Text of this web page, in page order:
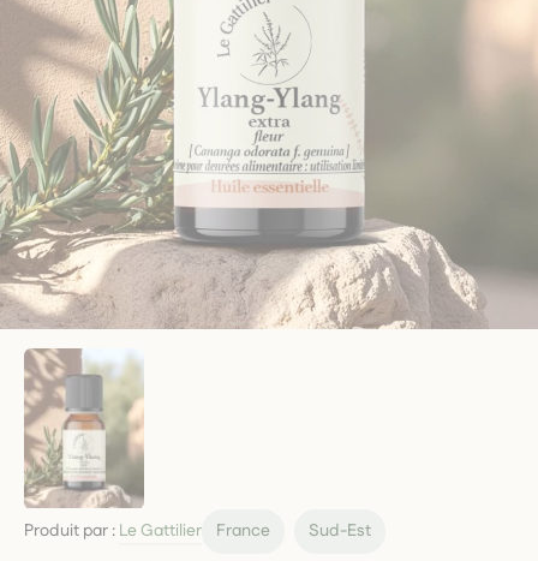
Produit par : Le Gattilier France Sud-Est